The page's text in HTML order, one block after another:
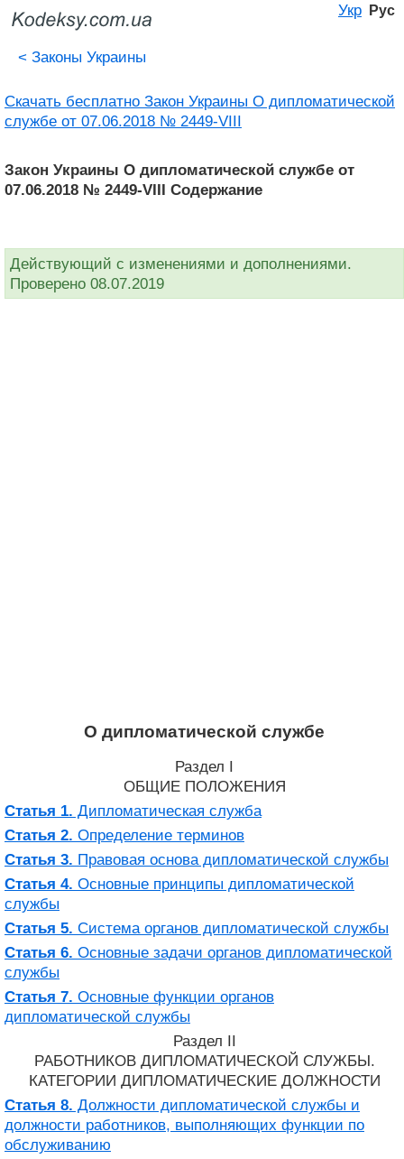
Укр Рус
< Законы Украины
Скачать бесплатно Закон Украины О дипломатической
службе от 07.06.2018 № 2449-VIII
Закон Украины О дипломатической службе от
07.06.2018 № 2449-VIII Содержание
Действующий с изменениями и дополнениями.
Проверено 08.07.2019
О дипломатической службе
Раздел I
ОБЩИЕ ПОЛОЖЕНИЯ
Статья 1. Дипломатическая служба
Статья 2. Определение терминов
Статья 3. Правовая основа дипломатической службы
Статья 4. Основные принципы дипломатической
службы
Статья 5. Система органов дипломатической службы
Статья 6. Основные задачи органов дипломатической
службы
Статья 7. Основные функции органов
дипломатической службы
Раздел II
РАБОТНИКОВ ДИПЛОМАТИЧЕСКОЙ СЛУЖБЫ.
КАТЕГОРИИ ДИПЛОМАТИЧЕСКИЕ ДОЛЖНОСТИ
Статья 8. Должности дипломатической службы и
должности работников, выполняющих функции по
обслуживанию